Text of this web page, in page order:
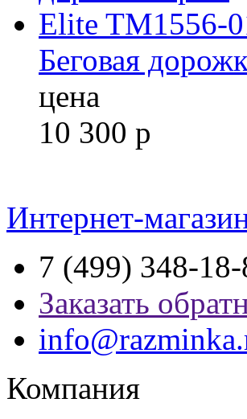
Беговая
цена
10 300 р
Интернет-
7 (499) 348-18-
Заказать
Компания